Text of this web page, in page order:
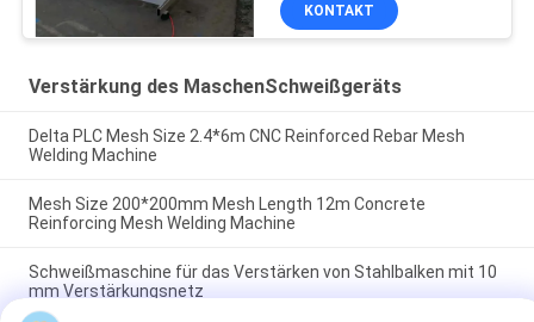
KONTAKT
Verstärkung des MaschenSchweißgeräts
Delta PLC Mesh Size 2.4*6m CNC Reinforced Rebar Mesh
Welding Machine
Mesh Size 200*200mm Mesh Length 12m Concrete
Reinforcing Mesh Welding Machine
Schweißmaschine für das Verstärken von Stahlbalken mit 10
mm Verstärkungsnetz